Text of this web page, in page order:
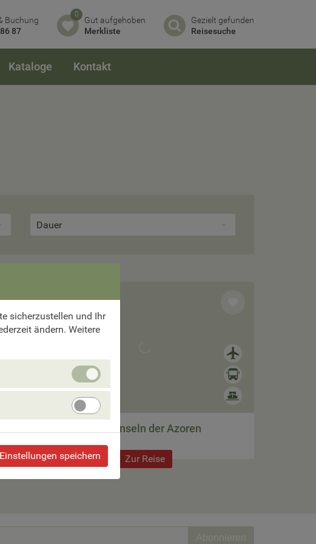
Buchung
87
0
Gut aufgehoben
Merkliste
Gezielt gefunden
Reisesuche
Kataloge Kontakt
Dauer

11 Tage ab €
2.770,–
Die schönsten Inseln der Azoren
Zur Reise
Abonnieren
sicherzustellen und Ihr
ändern. Weitere
Cookies
verbessern
Einstellungen speichern